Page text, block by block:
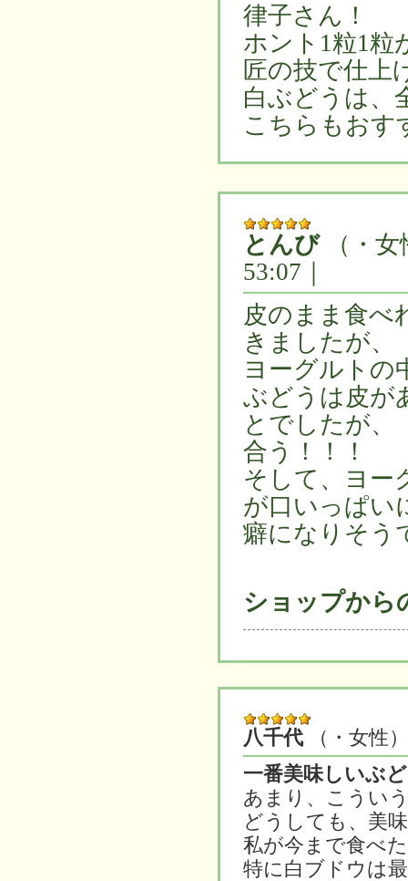
律子さん！
ホント1粒1粒
匠の技で仕上
白ぶどうは、
こちらもおす
とんび（・女
53:07｜
皮のまま食べ
きましたが、
ヨーグルトの
ぶどうは皮が
とでしたが、
合う！！！
そして、ヨー
が口いっぱい
癖になりそう
ショップから
八千代（・女性
一番美味しいぶ
あまり、こうい
どうしても、美
私が今まで食べ
特に白ブドウは